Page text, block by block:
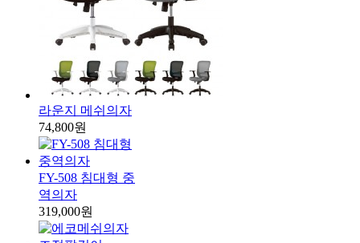
라운지 메쉬의자
74,800원
FY-508 침대형 중
역의자
319,000원